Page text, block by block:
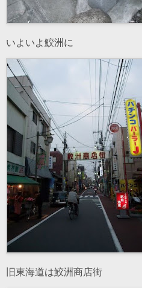
いよいよ鮫洲に
旧東海道は鮫洲商店街